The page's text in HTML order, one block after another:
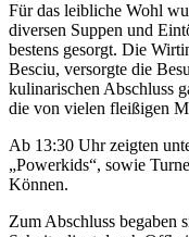
Für das leibliche Wohl
diversen Suppen und
bestens gesorgt. Die
Besciu, versorgte die
kulinarischen Abschluss
die von vielen fleißigen
Ab 13:30 Uhr zeigten
„Powerkids“, sowie
Können.
Zum Abschluss begaben